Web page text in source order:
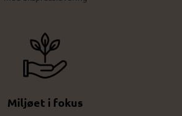
Miljøet i fokus